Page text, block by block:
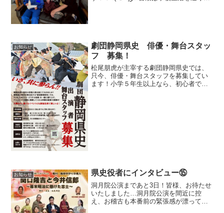
お知らせ
劇団静岡県史 俳優・舞台スタッ
フ 募集！
松尾朋虎が主宰する劇団静岡県史では、
只今、俳優・舞台スタッフを募集してい
ます！小学５年生以上なら、初心者でも
お知らせ 県史役者にインタビュー⑮
洞月院公演まであと3日！皆様、お待たせ
いたしました…洞月院公演を間近に控
え、お稽古も本番前の緊張感が漂ってき